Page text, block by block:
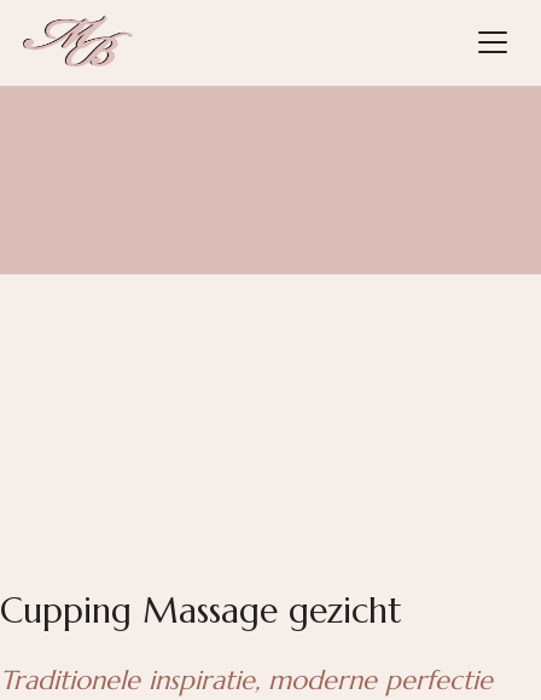
Cupping Massage gezicht
Traditionele inspiratie, moderne perfectie